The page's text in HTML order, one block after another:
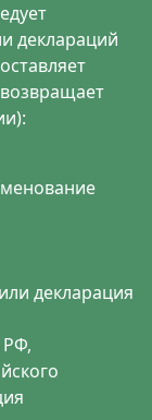
деклараций
декларация
РФ,